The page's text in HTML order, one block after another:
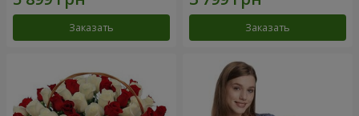
Заказать Заказать